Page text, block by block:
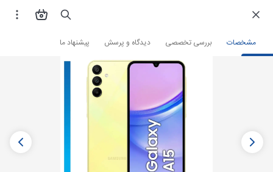
مشخصات بررسی تخصصی دیدگاه و پرسش پیشنهاد ما فروشگاه اینترنتی گوشی موبایل گوشی سامسونگ